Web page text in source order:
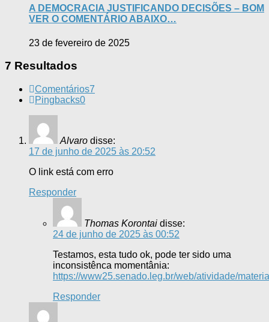
A DEMOCRACIA JUSTIFICANDO DECISÕES – BOM
VER O COMENTÁRIO ABAIXO…
23 de fevereiro de 2025
7 Resultados
Comentários7
Pingbacks0
Alvaro disse:
17 de junho de 2025 às 20:52
O link está com erro
Responder
Thomas Korontai disse:
24 de junho de 2025 às 00:52
Testamos, esta tudo ok, pode ter sido uma
inconsistênca momentânia:
https://www25.senado.leg.br/web/atividade/
Responder